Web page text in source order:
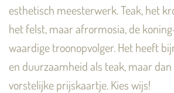
esthetisch meesterwerk. Teak, het
het felst, maar afrormosia, de
waardige troonopvolger. Het heeft
en duurzaamheid als teak, maar
vorstelijke prijskaartje. Kies wijs!